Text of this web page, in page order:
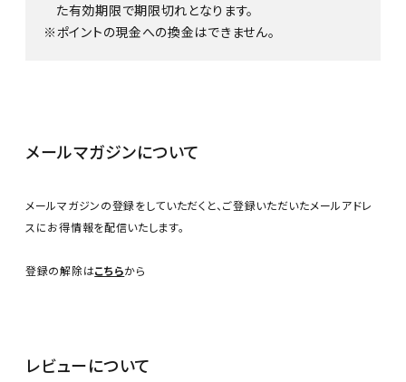
た有効期限で期限切れとなります。
ポイントの現金への換金はできません。
メールマガジンについて
メールマガジンの登録をしていただくと、ご登録いただいたメールアドレ
スにお得情報を配信いたします。
登録の解除はこちらから
レビューについて